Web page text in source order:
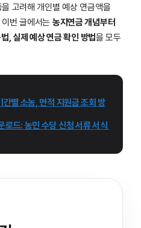
고려해 개인별 예상 연금액을
번 글에서는 농지연금 개념부터
, 실제 예상 연금 확인 방법을 모두
별 소농, 면적 지원금 조회 방
로드: 농민 수당 신청 서류 서식